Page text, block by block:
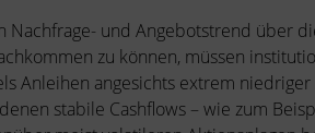
Nachfrage- und Angebotstrend über
zu können, müssen
Anleihen angesichts extrem niedriger
stabile Cashflows – wie zum